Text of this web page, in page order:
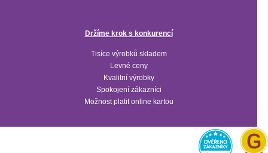
Držíme krok s konkurencí
Tisíce výrobků skladem
Levné ceny
Kvalitní výrobky
Spokojení zákazníci
Možnost platit online kartou